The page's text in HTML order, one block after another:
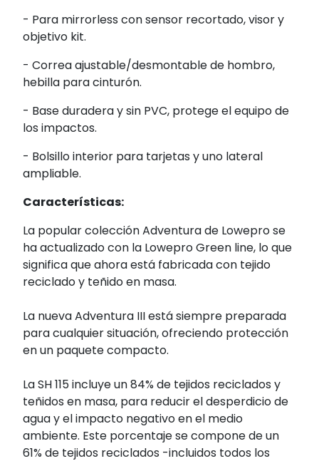
- Para mirrorless con sensor recortado, visor y
objetivo kit.
- Correa ajustable/desmontable de hombro,
hebilla para cinturón.
- Base duradera y sin PVC, protege el equipo de
los impactos.
- Bolsillo interior para tarjetas y uno lateral
ampliable.
Características:
La popular colección Adventura de Lowepro se
ha actualizado con la Lowepro Green line, lo que
significa que ahora está fabricada con tejido
reciclado y teñido en masa.
La nueva Adventura III está siempre preparada
para cualquier situación, ofreciendo protección
en un paquete compacto.
La SH 115 incluye un 84% de tejidos reciclados y
teñidos en masa, para reducir el desperdicio de
agua y el impacto negativo en el medio
ambiente. Este porcentaje se compone de un
61% de tejidos reciclados -incluidos todos los